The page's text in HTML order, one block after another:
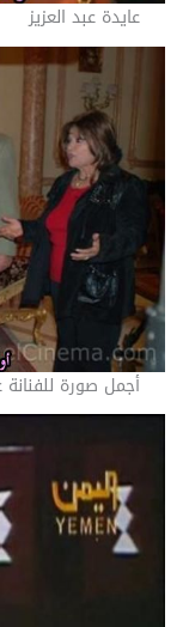
عايدة عبد العزيز
أجمل صورة للفنانة